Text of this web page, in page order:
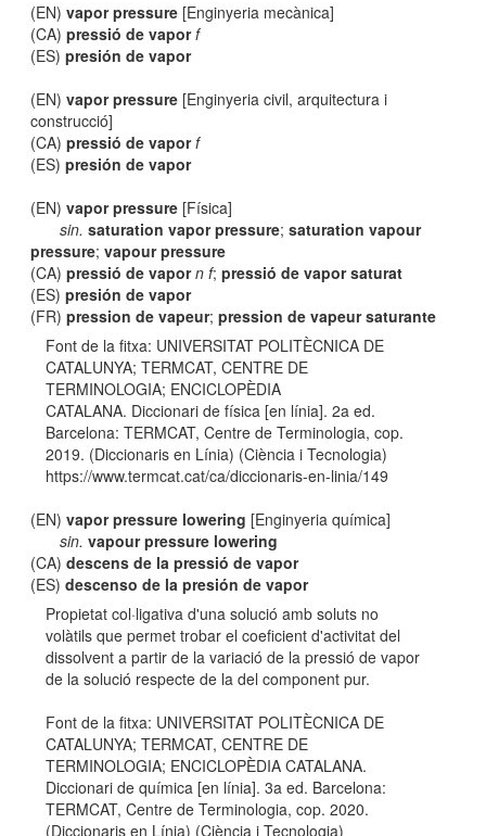
(EN)vapor pressure [Enginyeria mecànica]
(CA)pressió de vapor f
(ES)presión de vapor
(EN)vapor pressure [Enginyeria civil, arquitectura i
construcció]
(CA)pressió de vapor f
(ES)presión de vapor
(EN)vapor pressure [Física]
sin. saturation vapor pressure; saturation vapour
pressure;vapour pressure
(CA)pressió de vapor n f;pressió de vapor saturat
(ES)presión de vapor
(FR)pression de vapeur;pression de vapeur saturante
Font de la fitxa: UNIVERSITAT POLITÈCNICA DE
CATALUNYA; TERMCAT, CENTRE DE
TERMINOLOGIA; ENCICLOPÈDIA
CATALANA. Diccionari de física [en línia]. 2a ed.
Barcelona: TERMCAT, Centre de Terminologia, cop.
2019. (Diccionaris en Línia) (Ciència i Tecnologia)
https://www.termcat.cat/ca/diccionaris-en-linia/149
(EN)vapor pressure lowering [Enginyeria química]
sin. vapour pressure lowering
(CA)descens de la pressió de vapor
(ES)descenso de la presión de vapor
Propietat col·ligativa d'una solució amb soluts no
volàtils que permet trobar el coeficient d'activitat del
dissolvent a partir de la variació de la pressió de vapor
de la solució respecte de la del component pur.
Font de la fitxa: UNIVERSITAT POLITÈCNICA DE
CATALUNYA; TERMCAT, CENTRE DE
TERMINOLOGIA; ENCICLOPÈDIA CATALANA.
Diccionari de química [en línia]. 3a ed. Barcelona:
TERMCAT, Centre de Terminologia, cop. 2020.
(Diccionaris en Línia) (Ciència i Tecnologia)